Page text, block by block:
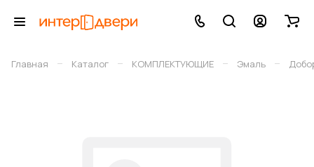
Главная – Каталог – КОМПЛЕКТУЮЩИЕ – Эмаль –